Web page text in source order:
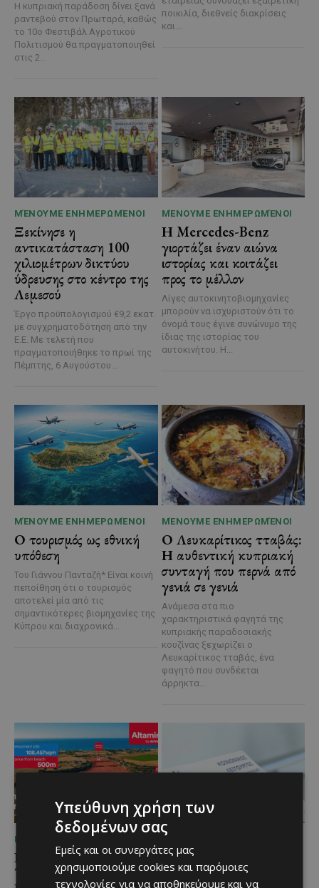
Η κυπριακή παράδοση δίνει ξανά
ραντεβού στον Πρωταρά, καθώς
το 10ο Φεστιβάλ Αγροτικού
Πολιτισμού θα πραγματοποιηθεί
στις 2...
ποικιλία, διεθνείς διακρίσεις
και...
ΜΈΝΟΥΜΕ ΕΝΗΜΕΡΩΜΈΝΟΙ
Ξεκίνησε η
αντικατάσταση 100
χιλιομέτρων δικτύου
ύδρευσης στο κέντρο της
Λεμεσού
Έργο προϋπολογισμού €9,2 εκατ.
με συγχρηματοδότηση από την
Ε.Ε. Με τελετή που
πραγματοποιήθηκε το πρωί της
Πέμπτης, 6 Αυγούστου...
ΜΈΝΟΥΜΕ ΕΝΗΜΕΡΩΜΈΝΟΙ
Η Mercedes-Benz
γιορτάζει έναν αιώνα
ιστορίας και κοιτάζει
προς το μέλλον
Λίγες αυτοκινητοβιομηχανίες
μπορούν να ισχυριστούν ότι το
όνομά τους έγινε συνώνυμο της
ίδιας της ιστορίας του
αυτοκινήτου. Η...
ΜΈΝΟΥΜΕ ΕΝΗΜΕΡΩΜΈΝΟΙ
Ο τουρισμός ως εθνική
υπόθεση
Του Γιάννου Πανταζή* Είναι κοινή
πεποίθηση ότι ο τουρισμός
αποτελεί μία από τις
σημαντικότερες βιομηχανίες της
Κύπρου και διαχρονικά...
ΜΈΝΟΥΜΕ ΕΝΗΜΕΡΩΜΈΝΟΙ
Ο Λευκαρίτικος τταβάς:
Η αυθεντική κυπριακή
συνταγή που περνά από
γενιά σε γενιά
Ανάμεσα στα πιο
χαρακτηριστικά φαγητά της
κυπριακής παραδοσιακής
κουζίνας ξεχωρίζει ο
Λευκαρίτικος τταβάς, ένα
φαγητό που συνδέεται
άρρηκτα...
ΜΈΝΟΥΜΕ ΕΝΗΜΕΡΩΜΈΝΟΙ
Εμβληματική
Τουριστική Έκταση στην
Επένδυση €31 εκατ. για
εκσυγχρονισμό των
Υπεύθυνη χρήση των
δεδομένων σας
Εμείς και οι συνεργάτες μας
χρησιμοποιούμε cookies και παρόμοιες
τεχνολογίες για να αποθηκεύουμε και να